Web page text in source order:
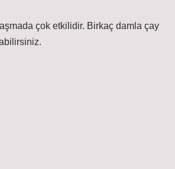
çok etkilidir. Birkaç damla çay